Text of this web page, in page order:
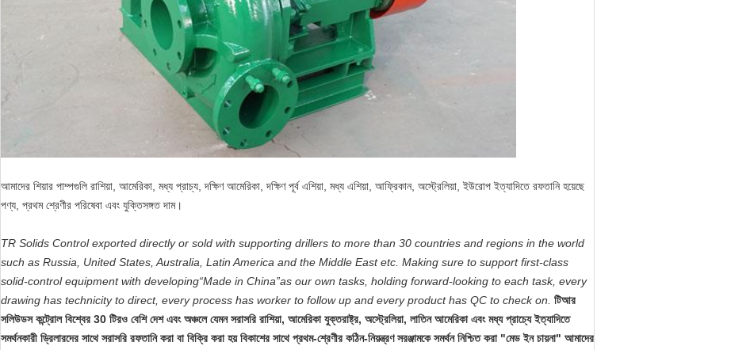
আমাদের শিয়ার পাম্পগুলি রাশিয়া, আমেরিকা, মধ্য প্রাচ্য, দক্ষিণ আমেরিকা, দক্ষিণ পূর্ব এশিয়া, মধ্য এশিয়া, আফ্রিকান, অস্ট্রেলিয়া, ইউরোপ ইত্যাদিতে রফতানি হয়েছে
পণ্য, প্রথম শ্রেণীর পরিষেবা এবং যুক্তিসঙ্গত দাম।
TR Solids Control exported directly or sold with supporting drillers to more than 30 countries and regions in the world
such as Russia, United States, Australia, Latin America and the Middle East etc. Making sure to support first-class
solid-control equipment with developing“Made in China”as our own tasks, holding forward-looking to each task, every
drawing has technicity to direct, every process has worker to follow up and every product has QC to check on. টিআর
সলিউডস কন্ট্রোল বিশ্বের 30 টিরও বেশি দেশ এবং অঞ্চলে যেমন সরাসরি রাশিয়া, আমেরিকা যুক্তরাষ্ট্র, অস্ট্রেলিয়া, লাতিন আমেরিকা এবং মধ্য প্রাচ্যে ইত্যাদিতে
সমর্থনকারী ড্রিলারদের সাথে সরাসরি রফতানি করা বা বিক্রি করা হয় বিকাশের সাথে প্রথম-শ্রেণীর কঠিন-নিয়ন্ত্রণ সরঞ্জামকে সমর্থন নিশ্চিত করা "মেড ইন চায়না" আমাদের